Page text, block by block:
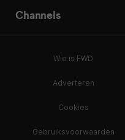
Channels
Wie is FWD
Adverteren
Cookies
Gebruiksvoorwaarden